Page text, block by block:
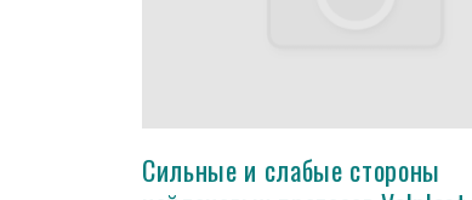
Сильные и слабые стороны